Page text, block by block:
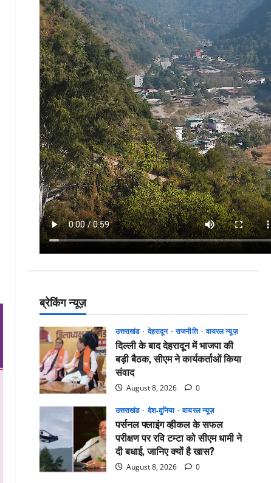
ब्रेकिंग न्यूज़
उत्तराखंड देहरादून राजनीति वायरल न्यूज़
दिल्ली के बाद देहरादून में भाजपा की
बड़ी बैठक, सीएम ने कार्यकर्ताओं किया
संवाद
August 8, 2026 0
उत्तराखंड देश-दुनिया वायरल न्यूज़
पर्सनल फ्लाइंग व्हीकल के सफल
परीक्षण पर रवि टम्टा को सीएम धामी ने
दी बधाई, जानिए क्यों है खास?
August 8, 2026 0